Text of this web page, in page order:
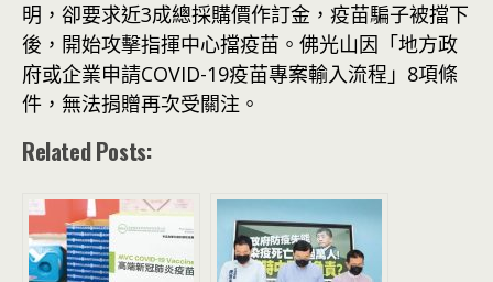
明，卻要求近3成總採購價作訂金，疫苗騙子被擋下
後，開始攻擊指揮中心擋疫苗。佛光山因「地方政
府或企業申請COVID-19疫苗專案輸入流程」8項條
件，無法捐贈再次受關注。
Related Posts: